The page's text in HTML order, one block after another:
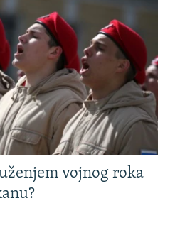
vojnog roka